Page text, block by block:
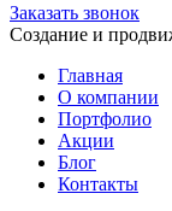
Заказать звонок
Создание и
Главная
О компании
Портфолио
Акции
Блог
Контакты